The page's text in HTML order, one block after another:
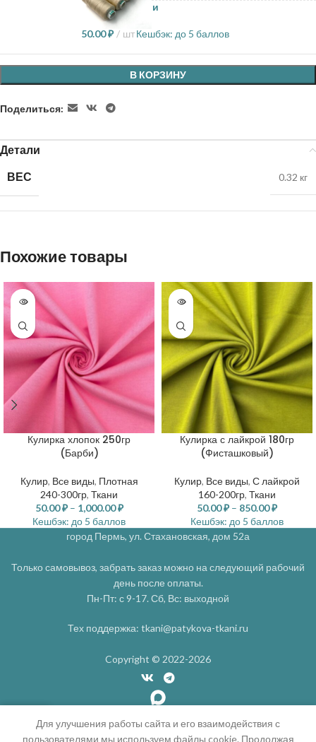
50.00₽ штКешбэк: до 5 баллов
62 в наличии
В КОРЗИНУ
Поделиться:
Детали
ВЕС
0.32 кг
Похожие товары
Кулирка хлопок 250гр
(Барби)
Кулир, Все виды, Плотная
240-300гр, Ткани
50.00₽ – 1,000.00₽
Кешбэк: до 5 баллов
Кулирка с лайкрой 180гр
(Фисташковый)
Кулир, Все виды, С лайкрой
160-200гр, Ткани
50.00₽ – 850.00₽
Кешбэк: до 5 баллов
город Пермь, ул. Стахановская, дом 52а
Только самовывоз, забрать заказ можно на следующий рабочий
день после оплаты.
Пн-Пт: с 9-17. Сб, Вс: выходной
Тех поддержка: tkani@patykova-tkani.ru
Copyright © 2022-2026
Для улучшения работы сайта и его взаимодействия с
пользователями мы используем файлы cookie. Продолжая